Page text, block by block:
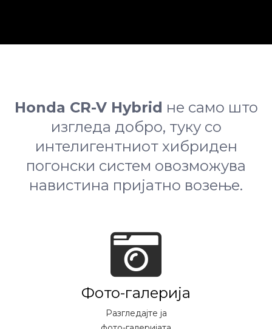
Honda CR-V Hybrid не само што
изгледа добро, туку со
интелигентниот хибриден
погонски систем овозможува
навистина пријатно возење.
Фото-галерија
Разгледајте ја